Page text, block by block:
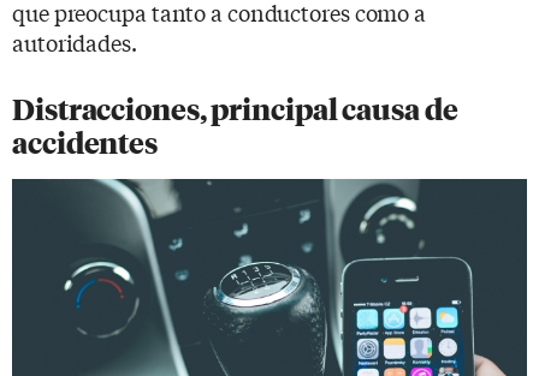
que preocupa tanto a conductores como a
autoridades.
Distracciones, principal causa de
accidentes